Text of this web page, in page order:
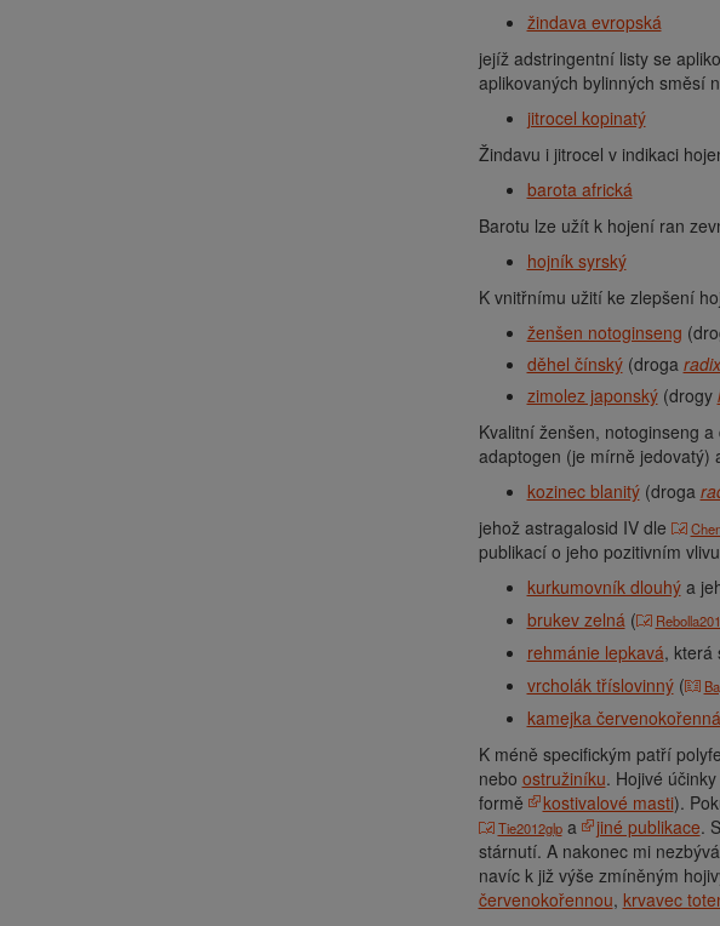
žindava evropská
jejíž adstringentní listy se
aplikovaných bylinných směsí
jitrocel kopinatý
Žindavu i jitrocel v indikaci
barota africká
Barotu lze užít k hojení ran
hojník syrský
K vnitřnímu užití ke zlepšení
ženšen notoginseng
děhel čínský(droga
zimolez japonský(drogy
Kvalitní ženšen, notoginseng
adaptogen (je mírně jedovatý)
kozinec blanitý(droga
jehož astragalosid IV dle
publikací o jeho pozitivním
kurkumovník dlouhýa
brukev zelná(
rehmánie lepkavá, která
vrcholák tříslovinný(
kamejka červenokořenná
K méně specifickým patří
nebo ostružiníku. Hojivé
formě
kostivalové masti).
Tie2012glpa jiné publikace.
stárnutí. A nakonec mi
navíc k již výše zmíněným
červenokořennou, krvavec